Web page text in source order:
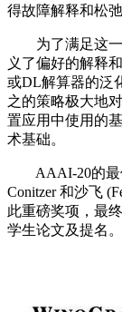
得故障解释和松
为了满足这一
义了偏好的解释
或DL解算器的泛
之的策略极大地
置应用中使用的
术基础。
AAAI-20的最
Conitzer 和沙飞
此重磅奖项，最
学生论文及提名。